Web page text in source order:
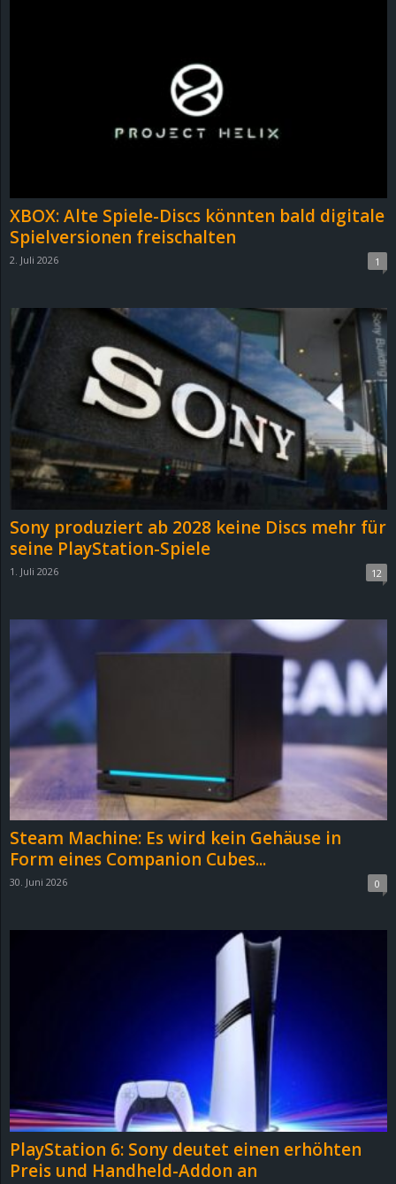
XBOX: Alte Spiele-Discs könnten bald digitale
Spielversionen freischalten
2. Juli 2026 1
Sony produziert ab 2028 keine Discs mehr für
seine PlayStation-Spiele
1. Juli 2026 12
Steam Machine: Es wird kein Gehäuse in
Form eines Companion Cubes...
30. Juni 2026 0
PlayStation 6: Sony deutet einen erhöhten
Preis und Handheld-Addon an